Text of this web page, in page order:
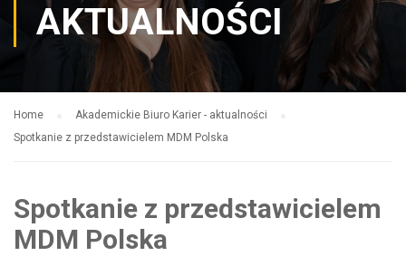
AKTUALNOŚCI
Home
Akademickie Biuro Karier - aktualności
Spotkanie z przedstawicielem MDM Polska
Spotkanie z przedstawicielem
MDM Polska